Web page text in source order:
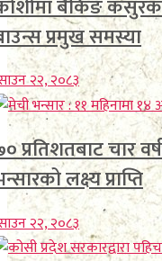
बैंकिङ
प्रमुख समस्या
२२, २०८३
प्रतिशतबाट चार
लक्ष्य प्राप्ति
२२, २०८३